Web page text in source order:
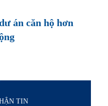
án căn hộ hơn
TIN